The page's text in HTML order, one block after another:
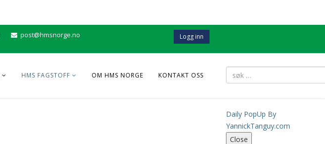
post@hmsnorge.no Logg inn
HMS FAGSTOFF OM HMS NORGE KONTAKT OSS
Daily PopUp By
YannickTanguy.com